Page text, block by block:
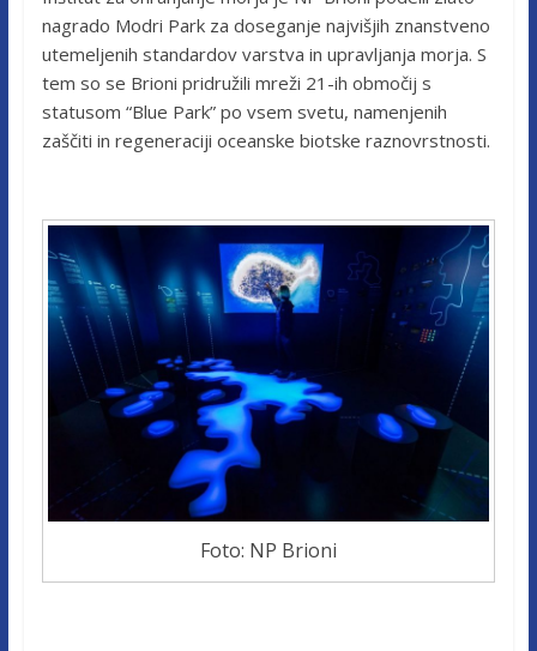
nagrado Modri Park za doseganje najvišjih znanstveno
utemeljenih standardov varstva in upravljanja morja. S
tem so se Brioni pridružili mreži 21-ih območij s
statusom “Blue Park” po vsem svetu, namenjenih
zaščiti in regeneraciji oceanske biotske raznovrstnosti.
Foto: NP Brioni